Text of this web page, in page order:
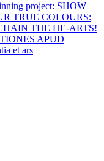
project: SHOW
TRUE COLOURS:
THE HE-ARTS!
APUD
et ars